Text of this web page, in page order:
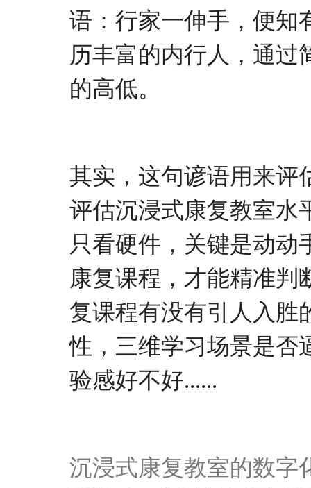
语 ：行家一伸手，便知
历丰富的内行人，通过
的高低。
其实，这句谚语用来评
评估沉浸式康复教室水
只看硬件，关键是动动
康复课程 ， 才能精准判
复课程有没有引人入胜
性， 三维学习场景是否
验感好不好......
沉浸式康复教室的数字